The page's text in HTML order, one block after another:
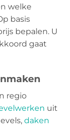
welke
basis
bepalen. U
gaat
regio
uit
daken